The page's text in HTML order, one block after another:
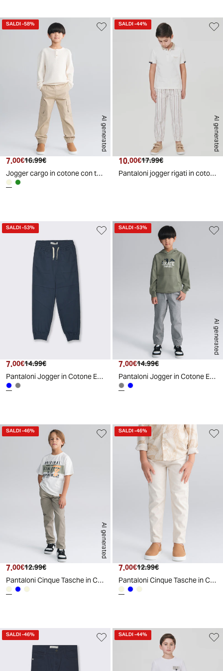
AI generated
SALDI-58%
Prezzo attuale
7.00€ Prezzo originale
16.99€
Jogger cargo in cotone con tasconi - Beige
AI generated
SALDI-44%
Prezzo attuale
10.00€ Prezzo originale
17.99€
Pantaloni jogger rigati in cotone estivi - Righe
SALDI-53%
Prezzo attuale
7.00€ Prezzo originale
14.99€
Pantaloni Jogger in Cotone Elastico - Blu
AI generated
SALDI-53%
Prezzo attuale
7.00€ Prezzo originale
14.99€
Pantaloni Jogger in Cotone Elastico - Grigio
AI generated
SALDI-46%
Prezzo attuale
7.00€ Prezzo originale
12.99€
Pantaloni Cinque Tasche in Cotone Elastico - Grigio mastice
SALDI-46%
Prezzo attuale
7.00€ Prezzo originale
12.99€
Pantaloni Cinque Tasche in Cotone Elastico - Beige
SALDI-46% SALDI-44%